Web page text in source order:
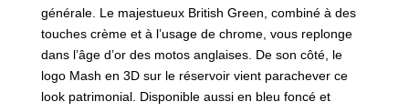
générale. Le majestueux British Green, combiné à des
touches crème et à l’usage de chrome, vous replonge
dans l’âge d’or des motos anglaises. De son côté, le
logo Mash en 3D sur le réservoir vient parachever ce
look patrimonial. Disponible aussi en bleu foncé et